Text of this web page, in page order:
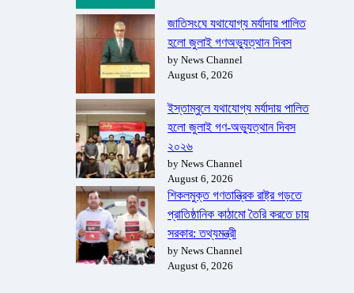
জাতিসংঘে যথাযোগ্য মর্যাদায় পালিত
হলো জুলাই গণঅভ্যুত্থান দিবস
by News Channel
August 6, 2026
ইস্তাম্বুলে যথাযোগ্য মর্যাদায় পালিত
হলো জুলাই গণ-অভ্যুত্থান দিবস
২০২৬
by News Channel
August 6, 2026
শিকলমুক্ত গণতান্ত্রিক রাষ্ট্র গড়তে
প্রাতিষ্ঠানিক কাঠামো তৈরি করতে চায়
সরকার: তথ্যমন্ত্রী
by News Channel
August 6, 2026